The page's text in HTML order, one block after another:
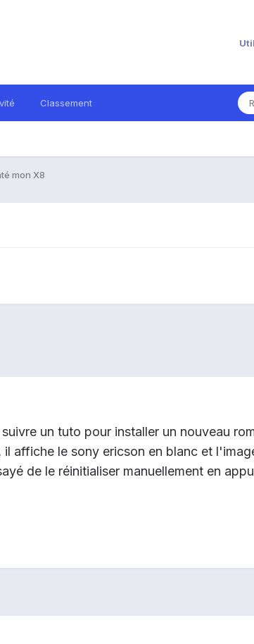
Classement
mon X8
un tuto pour installer un nouveau
il affiche le sony ericson en blanc et
de le réinitialiser manuellement en